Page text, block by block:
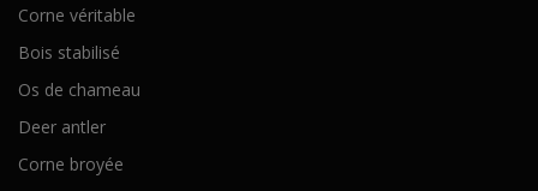
Corne véritable
Bois stabilisé
Os de chameau
Deer antler
Corne broyée